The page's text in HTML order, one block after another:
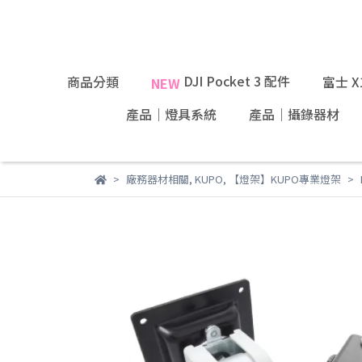
商品分類 NEWDJI Pocket 3 配件
富士
產品｜燈具系統
產品｜攝錄器材
廠務器材相關, KUPO, 【燈架】KUPO專業燈架